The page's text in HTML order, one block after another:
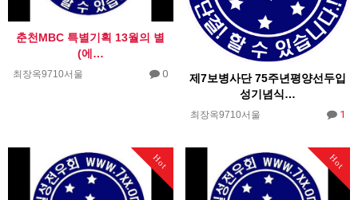
춘천MBC 특별기획 13월의 별
(에…
최장옥9710서울 0
제7보병사단 75주년평양선두입
성기념식…
최장옥9710서울 1
Hot Hot